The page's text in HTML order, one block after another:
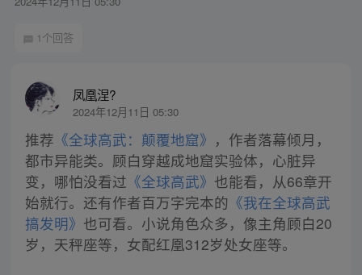
1个回答
凤凰涅?
2024年12月11日 05:30
推荐 《全球高武：颠覆地窟》 ，作者落幕倾月，
都市异能类。顾白穿越成地窟实验体，心脏异
变，哪怕没看过 《全球高武》 也能看，从66章开
始就行。还有作者百万字完本的 《我在全球高武
搞发明》 也可看。小说角色众多，像主角顾白20
岁，天秤座等，女配红凰312岁处女座等。